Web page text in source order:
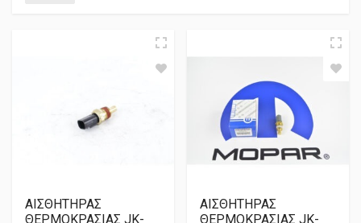
AIΣΘΗΤΗΡΑΣ
ΘΕΡΜΟΚΡΑΣΙΑΣ JK-
AIΣΘΗΤΗΡΑΣ
ΘΕΡΜΟΚΡΑΣΙΑΣ JK-